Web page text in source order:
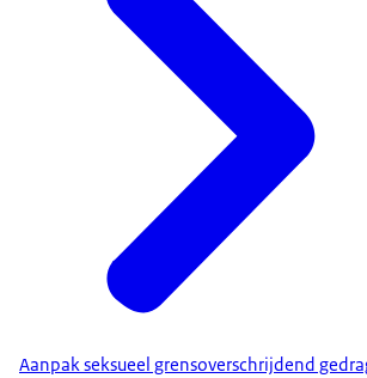
Aanpak seksueel grensoverschrijdend